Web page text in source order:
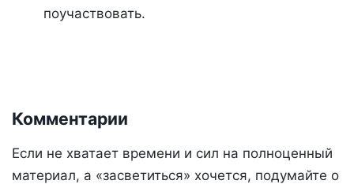
поучаствовать.
Комментарии
Если не хватает времени и сил на полноценный
материал, а «засветиться» хочется, подумайте о